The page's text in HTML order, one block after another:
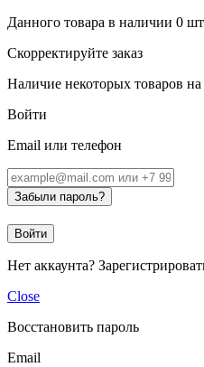
Данного товара в наличии 0 шт
Скорректируйте заказ
Наличие некоторых товаров
Войти
Email или телефон
Забыли пароль?
Войти
Нет аккаунта?
Close
Восстановить пароль
Email